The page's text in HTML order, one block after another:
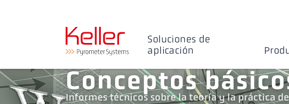
Soluciones de
aplicación
Conceptos
Informes técnicos sobre la teoría y la práctica